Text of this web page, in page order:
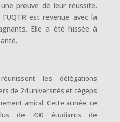
preuve de leur réussite.
est revenue avec la
Elle a été hissée à
les délégations
de 24 universités et cégeps
amical. Cette année, ce
de 400 étudiants de